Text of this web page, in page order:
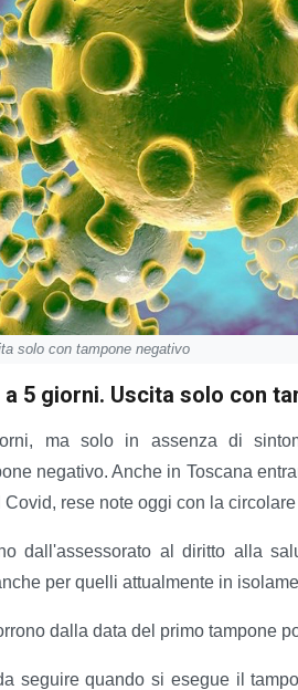
solo con tampone negativo
5 giorni. Uscita solo con
ma solo in assenza di
negativo. Anche in Toscana
rese note oggi con la
dall'assessorato al diritto alla
per quelli attualmente in
dalla data del primo tampone
seguire quando si esegue il